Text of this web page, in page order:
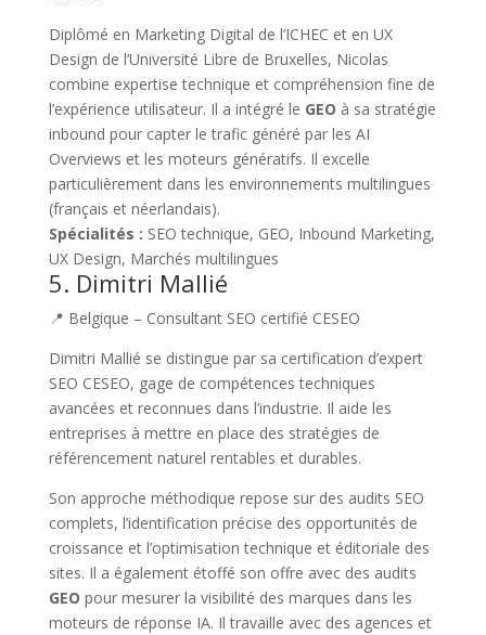
Diplômé en Marketing Digital de l’ICHEC et en UX
Design de l’Université Libre de Bruxelles, Nicolas
combine expertise technique et compréhension fine de
l’expérience utilisateur. Il a intégré le GEO à sa stratégie
inbound pour capter le trafic généré par les AI
Overviews et les moteurs génératifs. Il excelle
particulièrement dans les environnements multilingues
(français et néerlandais).
Spécialités : SEO technique, GEO, Inbound Marketing,
UX Design, Marchés multilingues
5. Dimitri Mallié
📍 Belgique – Consultant SEO certifié CESEO
Dimitri Mallié se distingue par sa certification d’expert
SEO CESEO, gage de compétences techniques
avancées et reconnues dans l’industrie. Il aide les
entreprises à mettre en place des stratégies de
référencement naturel rentables et durables.
Son approche méthodique repose sur des audits SEO
complets, l’identification précise des opportunités de
croissance et l’optimisation technique et éditoriale des
sites. Il a également étoffé son offre avec des audits
GEO pour mesurer la visibilité des marques dans les
moteurs de réponse IA. Il travaille avec des agences et